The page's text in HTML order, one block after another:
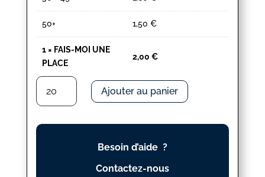
50+ 1,50 €
1× FAIS-MOI UNE
PLACE
2,00 €
quantité
FAIS-
MOI
Ajouter au panier
Besoin d’aide ?
Contactez-nous